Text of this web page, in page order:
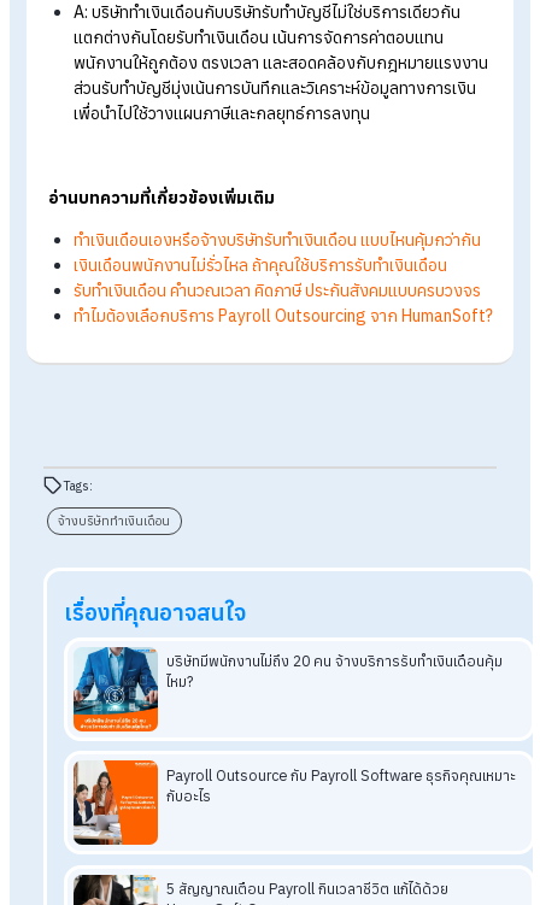
เจ้าของหรือ HR ได้ไปพัฒนางานด้านอื่น ๆ
FAQ: คำถามที่พบบ่อยเกี่ยวกับการจ้างบริษัททำ
Q: จ้างบริษัททำเงินเดือนราคาแพงไหม?
A: โดยปกติจะมีค่าบริการตามจำนวนพนักงานจริง (Pay-per-
head) ซึ่งเมื่อเทียบกับค่าจ้างพนักงานประจำ ค่าซอฟต์แวร์ แล
ค่าปรับที่อาจเกิดขึ้นจากการทำผิดพลาด การใช้
มีต้นทุนต่ำกว่าและควบคุมงบประมาณได้ง่ายกว่า
A: คิดได้ครอบคลุมทุกประเภท ไม่ว่าจะเป็นพนักงานรายเดือน ร
วัน Part Time หรือฟรีแลนซ์ โดยผู้ให้บริการส่วนใหญ่จะมีระบ
คำนวณที่สามารถ “ตั้งค่าตามประเภทพนักงาน” ได้อย่างยืดหยุ่
Q: บริษัททำเงินเดือนกับบริษัทรับทำบัญชีต่างกันไหม?
A: บริษัททำเงินเดือนกับบริษัทรับทำบัญชีไม่ใช่บริการเดียวกัน
แตกต่างกันโดยรับทำเงินเดือนเน้นการจัดการค่าตอบแทน
พนักงานให้ถูกต้อง ตรงเวลา และสอดคล้องกับกฎหมายแรง
ส่วนรับทำบัญชีมุ่งเน้นการบันทึกและวิเคราะห์ข้อมูลทางการเงิ
เพื่อนำไปใช้วางแผนภาษีและกลยุทธ์การลงทุน